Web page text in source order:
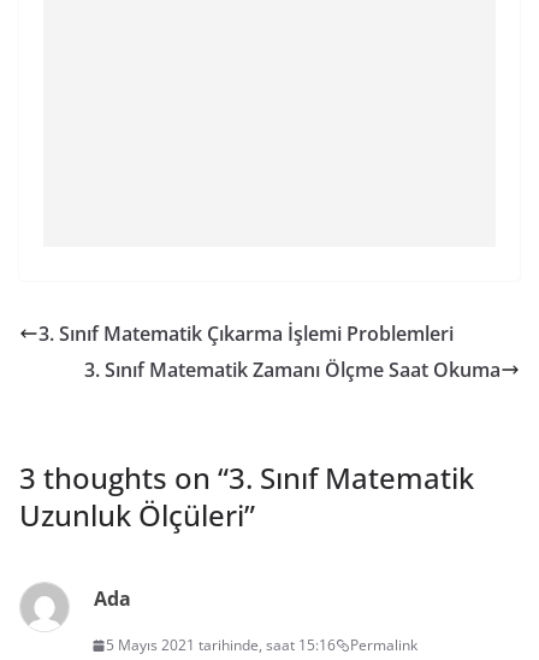
3. Sınıf Matematik Çıkarma İşlemi Problemleri
3. Sınıf Matematik Zamanı Ölçme Saat Okuma
3 thoughts on “3. Sınıf Matematik
Uzunluk Ölçüleri”
Ada
5 Mayıs 2021 tarihinde, saat 15:16 Permalink